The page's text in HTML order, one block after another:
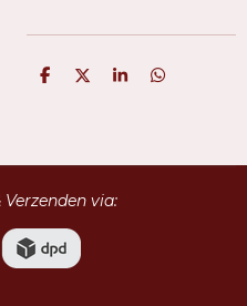
D
D
S
D
via: